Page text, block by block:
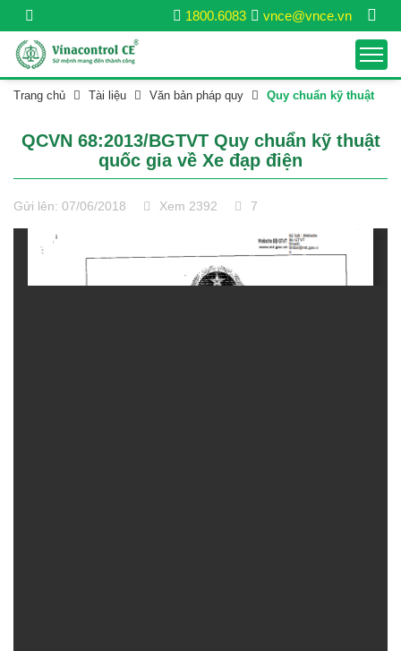
vnce@vnce.vn
1800.6083
Trang chủ Tài liệu Văn bản pháp quy Quy chuẩn kỹ thuật
QCVN 68:2013/BGTVT Quy chuẩn kỹ thuật
quốc gia về Xe đạp điện
Gửi lên: 07/06/2018 Xem 2392 7